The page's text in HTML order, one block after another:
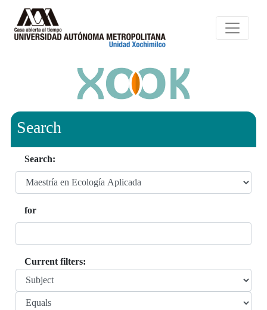
Search
Search:
for
Current filters: